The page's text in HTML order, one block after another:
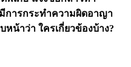
การกระทำความผิดอาญา
น้าว่า ใครเกี่ยวข้องบ้าง?